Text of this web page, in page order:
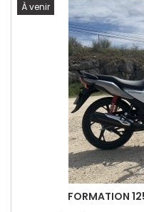
À venir
FORMATION